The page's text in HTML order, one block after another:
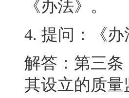
《办法》 。
4. 提问：《办
解答：第三条
其设立的质